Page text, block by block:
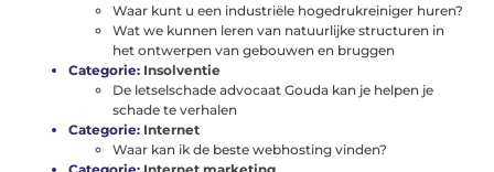
Waar kunt u een industriële hogedrukreiniger huren?
Wat we kunnen leren van natuurlijke structuren in
het ontwerpen van gebouwen en bruggen
Categorie: Insolventie
De letselschade advocaat Gouda kan je helpen je
schade te verhalen
Categorie: Internet
Waar kan ik de beste webhosting vinden?